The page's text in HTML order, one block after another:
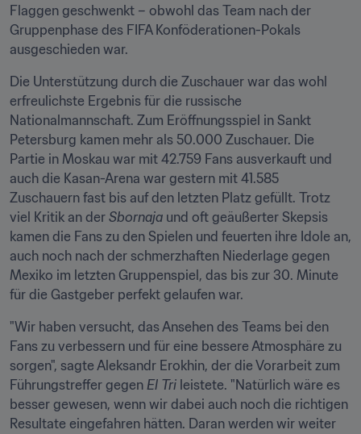
Flaggen geschwenkt – obwohl das Team nach der
Gruppenphase des FIFA Konföderationen-Pokals
ausgeschieden war.
Die Unterstützung durch die Zuschauer war das wohl
erfreulichste Ergebnis für die russische
Nationalmannschaft. Zum Eröffnungsspiel in Sankt
Petersburg kamen mehr als 50.000 Zuschauer. Die
Partie in Moskau war mit 42.759 Fans ausverkauft und
auch die Kasan-Arena war gestern mit 41.585
Zuschauern fast bis auf den letzten Platz gefüllt. Trotz
viel Kritik an der Sbornaja und oft geäußerter Skepsis
kamen die Fans zu den Spielen und feuerten ihre Idole an,
auch noch nach der schmerzhaften Niederlage gegen
Mexiko im letzten Gruppenspiel, das bis zur 30. Minute
für die Gastgeber perfekt gelaufen war.
"Wir haben versucht, das Ansehen des Teams bei den
Fans zu verbessern und für eine bessere Atmosphäre zu
sorgen", sagte Aleksandr Erokhin, der die Vorarbeit zum
Führungstreffer gegen El Tri leistete. "Natürlich wäre es
besser gewesen, wenn wir dabei auch noch die richtigen
Resultate eingefahren hätten. Daran werden wir weiter